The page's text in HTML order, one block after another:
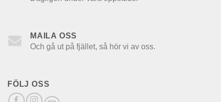
MAILA OSS
Och gå ut på fjället, så hör vi av oss.
FÖLJ OSS